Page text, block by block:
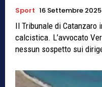
Sport 16 Settembre 2025
Il Tribunale di Catanzaro
calcistica. L’avvocato
nessun sospetto sui